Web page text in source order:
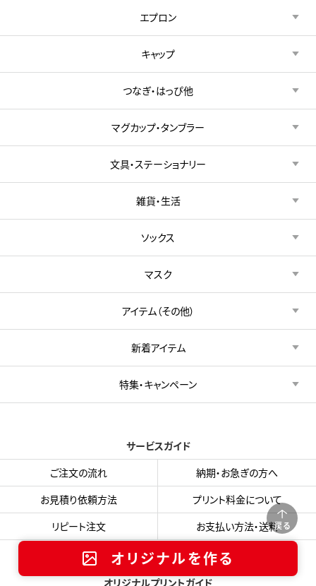
戻る
オリジナルを作る
エプロン
キャップ
つなぎ・はっぴ他
マグカップ・タンブラー
文具・ステーショナリー
雑貨・生活
ソックス
マスク
アイテム（その他）
新着アイテム
特集・キャンペーン
サービスガイド
ご注文の流れ
納期・お急ぎの方へ
お見積り依頼方法
プリント料金について
リピート注文
お支払い方法・送料
オリジナルプリントガイド